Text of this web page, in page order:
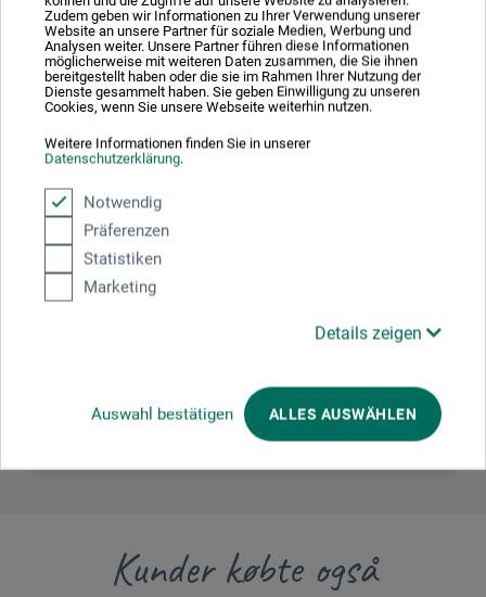
Zudem geben wir Informationen zu Ihrer Verwendung unserer
Website an unsere Partner für soziale Medien, Werbung und
Analysen weiter. Unsere Partner führen diese Informationen
möglicherweise mit weiteren Daten zusammen, die Sie ihnen
bereitgestellt haben oder die sie im Rahmen Ihrer Nutzung der
Dienste gesammelt haben. Sie geben Einwilligung zu unseren
Cookies, wenn Sie unsere Webseite weiterhin nutzen.
Weitere Informationen finden Sie in unserer
Datenschutzerklärung.
Notwendig
Präferenzen
Statistiken
Marketing
Details zeigen
Auswahl bestätigen ALLES AUSWÄHLEN
der derved ingen farveforskydning fra våd til tør tilstand.
Producent-kontakt
Her finder du producentens kontaktoplysninger for dette
Colart Northern Europe GmbH
Kunder købte også